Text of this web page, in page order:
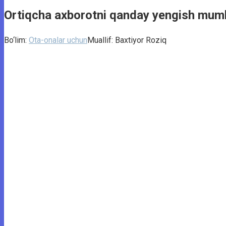
Ortiqcha axborotni qanday yengish
Bo‘lim: Ota-onalar uchunMuallif: Baxtiyor Roziq